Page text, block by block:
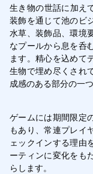
生き物の世話に加え
装飾を通じて池のビ
水草、装飾品、環境
なプールから息を呑
ます。精心を込めて
生物で埋め尽くされ
成感のある部分の一つ
ゲームには期間限定
もあり、常連プレイ
ェックインする理由
ーティンに変化をも
らします。